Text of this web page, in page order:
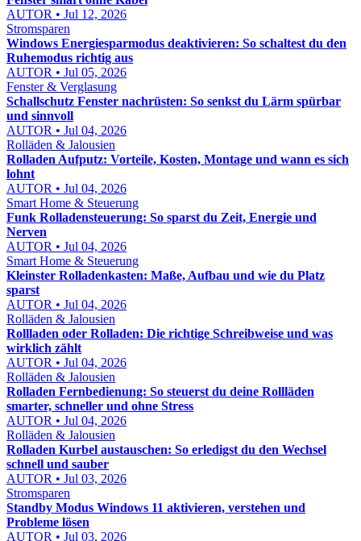
AUTOR • Jul 12, 2026
Stromsparen
Windows Energiesparmodus deaktivieren: So schaltest du den
Ruhemodus richtig aus
AUTOR • Jul 05, 2026
Fenster & Verglasung
Schallschutz Fenster nachrüsten: So senkst du Lärm spürbar
und sinnvoll
AUTOR • Jul 04, 2026
Rolläden & Jalousien
Rolladen Aufputz: Vorteile, Kosten, Montage und wann es sich
lohnt
AUTOR • Jul 04, 2026
Smart Home & Steuerung
Funk Rolladensteuerung: So sparst du Zeit, Energie und
Nerven
AUTOR • Jul 04, 2026
Smart Home & Steuerung
Kleinster Rolladenkasten: Maße, Aufbau und wie du Platz
sparst
AUTOR • Jul 04, 2026
Rolläden & Jalousien
Rollladen oder Rolladen: Die richtige Schreibweise und was
wirklich zählt
AUTOR • Jul 04, 2026
Rolläden & Jalousien
Rolladen Fernbedienung: So steuerst du deine Rollläden
smarter, schneller und ohne Stress
AUTOR • Jul 04, 2026
Rolläden & Jalousien
Rolladen Kurbel austauschen: So erledigst du den Wechsel
schnell und sauber
AUTOR • Jul 03, 2026
Stromsparen
Standby Modus Windows 11 aktivieren, verstehen und
Probleme lösen
AUTOR • Jul 03, 2026